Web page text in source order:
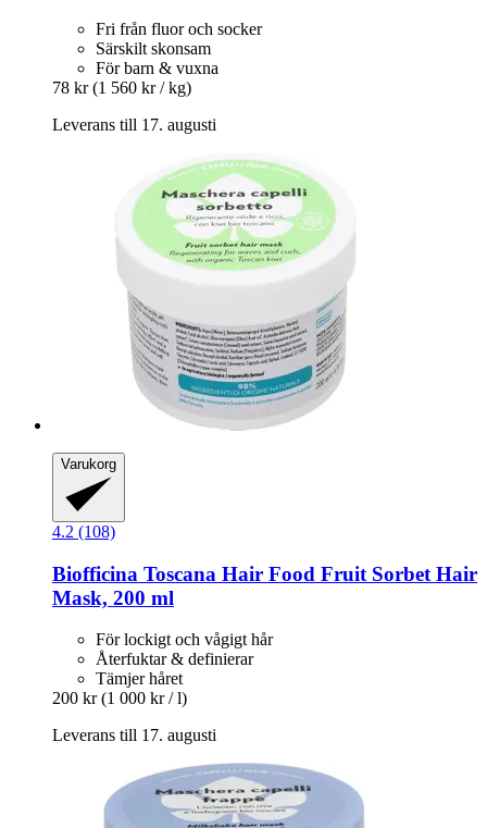
Fri från fluor och socker
Särskilt skonsam
För barn & vuxna
78 kr (1 560 kr / kg)
Leverans till 17. augusti
Varukorg
4.2 (108)
Biofficina Toscana Hair Food Fruit Sorbet Hair
Mask, 200 ml
För lockigt och vågigt hår
Återfuktar & definierar
Tämjer håret
200 kr (1 000 kr / l)
Leverans till 17. augusti